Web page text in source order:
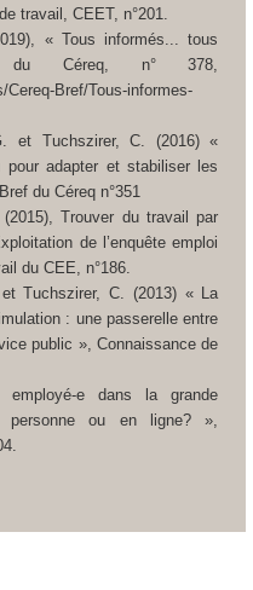
travail,CEET, n°201.
« Tous informés... tous
du Céreq, n° 378,
Cereq-Bref/Tous-informes-
et Tuchszirer, C. (2016) «
adapter et stabiliser les
Bref du Céreq n°351
(2015),Trouver du travail par
de l’enquête emploi
du CEE, n°186.
Tuchszirer, C. (2013) « La
: une passerelle entre
public », Connaissance de
e dans la grande
personne ou en ligne? »,